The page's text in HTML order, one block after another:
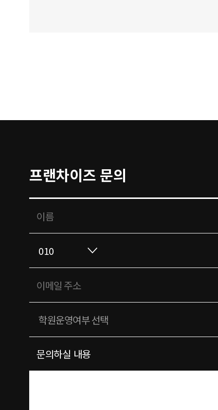
프랜차이즈 문의
문의하실 내용